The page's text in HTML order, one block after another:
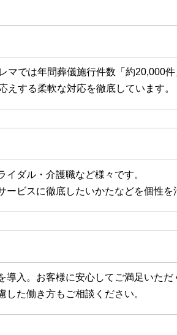
では年間葬儀施行件数「約20,000件
する柔軟な対応を徹底しています。
ダル・介護職など様々です。
ビスに徹底したいかたなどを個性を
入。お客様に安心してご満足いただ
た働き方もご相談ください。